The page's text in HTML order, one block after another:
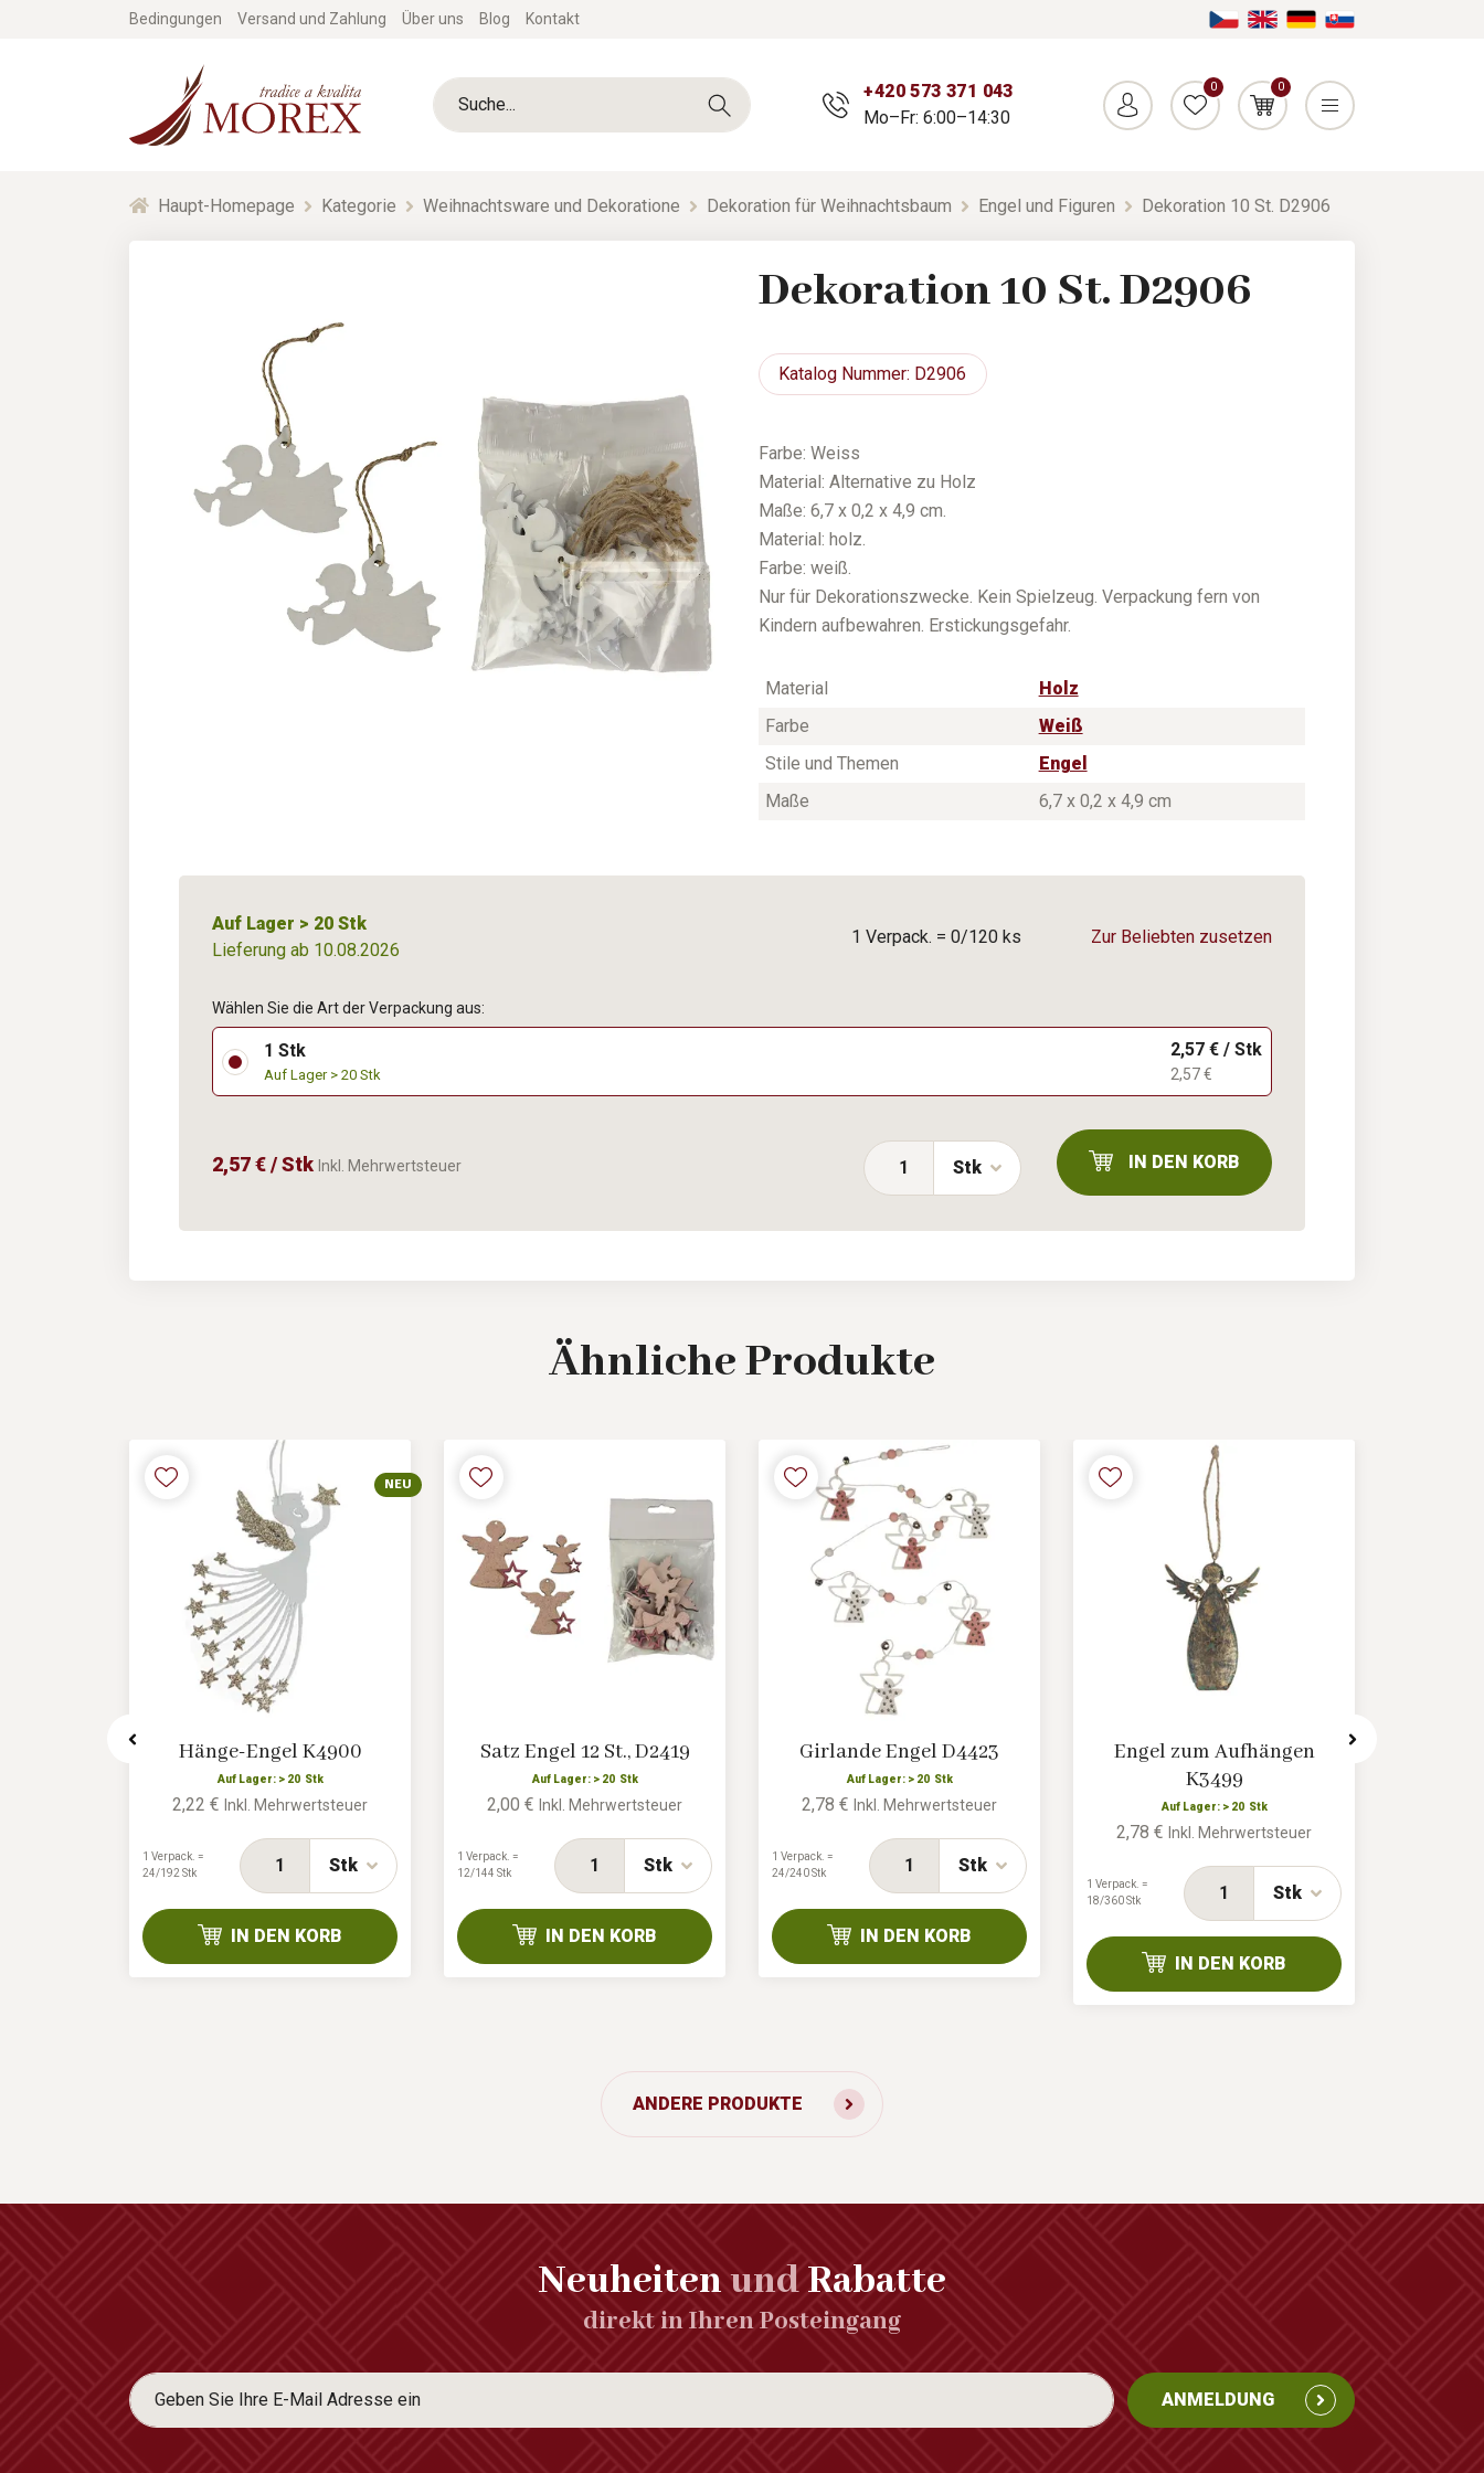
Bedingungen Versand und Zahlung Über uns Blog Kontakt
+420 573 371 043
Mo–Fr: 6:00–14:30
0 0
Haupt-Homepage Kategorie Weihnachtsware und Dekoratione Dekoration für Weihnachtsbaum Engel und Figuren Dekoration 10 St. D2906
Dekoration 10 St. D2906
Katalog Nummer: D2906
Farbe: Weiss
Material: Alternative zu Holz
Maße: 6,7 x 0,2 x 4,9 cm.
Material: holz.
Farbe: weiß.
Nur für Dekorationszwecke. Kein Spielzeug. Verpackung fern von
Kindern aufbewahren. Erstickungsgefahr.
Material
Holz
Farbe
Weiß
Stile und Themen
Engel
Maße
6,7 x 0,2 x 4,9 cm
Auf Lager > 20 Stk
Lieferung ab 10.08.2026
1 Verpack. = 0/120 ks Zur Beliebten zusetzen
Wählen Sie die Art der Verpackung aus:
1 Stk
Auf Lager > 20 Stk
2,57 € / Stk
2,57 €
2,57 € / Stk Inkl. Mehrwertsteuer Stk IN DEN KORB
ÄhnlicheProdukte
NEU
Hänge-Engel K4900
Auf Lager: > 20 Stk
2,22 € Inkl. Mehrwertsteuer
Stk
1 Verpack. =
24/192 Stk
IN DEN KORB
Satz Engel 12 St., D2419
Auf Lager: > 20 Stk
2,00 € Inkl. Mehrwertsteuer
Stk
1 Verpack. =
12/144 Stk
IN DEN KORB
Girlande Engel D4423
Auf Lager: > 20 Stk
2,78 € Inkl. Mehrwertsteuer
Stk
1 Verpack. =
24/240 Stk
IN DEN KORB
Engel zum Aufhängen
K3499
Auf Lager: > 20 Stk
2,78 € Inkl. Mehrwertsteuer
Stk
1 Verpack. =
18/360 Stk
IN DEN KORB
ANDERE PRODUKTE
NeuheitenundRabatte
direkt in Ihren Posteingang
ANMELDUNG